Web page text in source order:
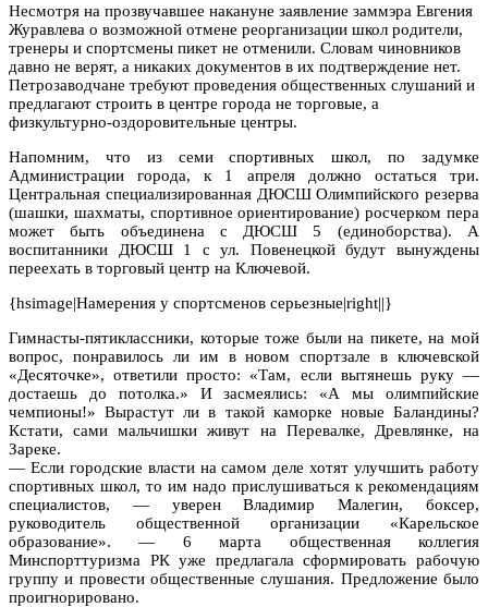
Несмотря на прозвучавшее накануне заявление заммэра Евгения
Журавлева о возможной отмене реорганизации школ родители,
тренеры и спортсмены пикет не отменили. Словам чиновников
давно не верят, а никаких документов в их подтверждение нет.
Петрозаводчане требуют проведения общественных слушаний и
предлагают строить в центре города не торговые, а
физкультурно-оздоровительные центры.
Напомним, что из семи спортивных школ, по задумке
Администрации города, к 1 апреля должно остаться три.
Центральная специализированная ДЮСШ Олимпийского резерва
(шашки, шахматы, спортивное ориентирование) росчерком пера
может быть объединена с ДЮСШ 5 (единоборства). А
воспитанники ДЮСШ 1 с ул. Повенецкой будут вынуждены
переехать в торговый центр на Ключевой.
{hsimage|Намерения у спортсменов серьезные|right||}
Гимнасты-пятиклассники, которые тоже были на пикете, на мой
вопрос, понравилось ли им в новом спортзале в ключевской
«Десяточке», ответили просто: «Там, если вытянешь руку —
достаешь до потолка.» И засмеялись: «А мы олимпийские
чемпионы!» Вырастут ли в такой каморке новые Баландины?
Кстати, сами мальчишки живут на Перевалке, Древлянке, на
Зареке.
— Если городские власти на самом деле хотят улучшить работу
спортивных школ, то им надо прислушиваться к рекомендациям
специалистов, — уверен Владимир Малегин, боксер,
руководитель общественной организации «Карельское
образование». — 6 марта общественная коллегия
Минспорттуризма РК уже предлагала сформировать рабочую
группу и провести общественные слушания. Предложение было
проигнорировано.